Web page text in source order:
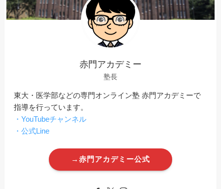
赤門アカデミー
塾長
東大・医学部などの専門オンライン塾 赤門アカデミーで
指導を行っています。
・YouTubeチャンネル
・公式Line
→赤門アカデミー公式